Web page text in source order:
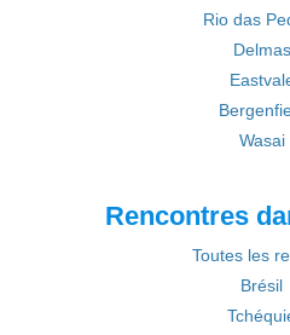
Rio das
Delmas
Wasai
Rencontres
Toutes les
Brésil